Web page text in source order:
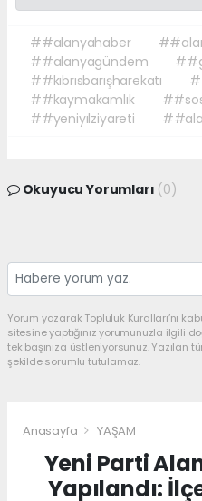
##alanyahaber
##alanyagündem
##kıbrısbarışharekatı
##kaymakamlık
##yeniyılziyareti
Okuyucu Yorumları (0)
Yorum yazarak Topluluk Kuralları’nı
sitesine yaptığınız yorumunuzla ilgili
tek başınıza üstleniyorsunuz. Yazılan
şekilde sorumlu tutulamaz.
Anasayfa YAŞAM
Yeni Parti
Yapılandı: